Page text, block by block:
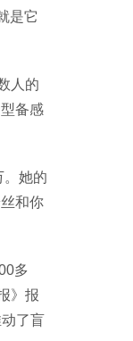
是它
人的
备感
。她的
和你
多
》报
了盲